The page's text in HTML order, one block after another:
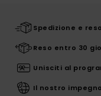
Spedizione e
Reso entro 30
Unisciti al
Il nostro